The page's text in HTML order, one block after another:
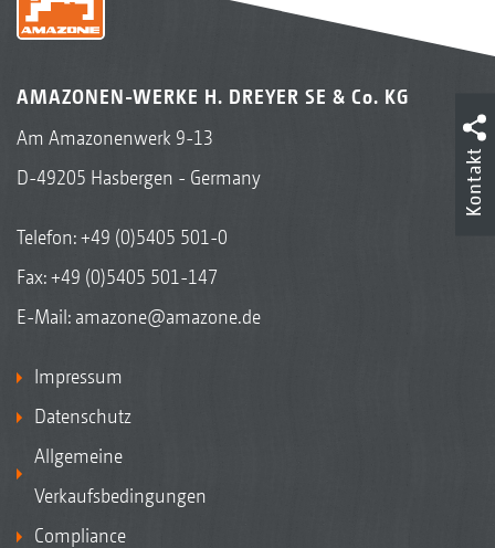
AMAZONEN-WERKE H. DREYER SE & Co. KG
Am Amazonenwerk 9-13
D-49205 Hasbergen - Germany
Telefon:+49 (0)5405 501-0
Fax: +49 (0)5405 501-147
E-Mail: amazone@amazone.de
Impressum
Datenschutz
Allgemeine
Verkaufsbedingungen
Compliance
Kontakt